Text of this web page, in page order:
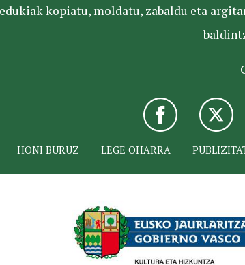
kopiatu, moldatu, zabaldu eta
HONI BURUZ LEGE OHARRA